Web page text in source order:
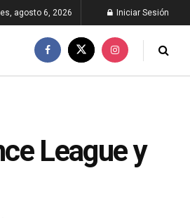
agosto 6, 2026 Iniciar Sesión
League y